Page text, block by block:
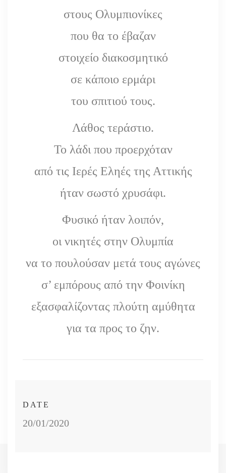
στους Ολυμπιονίκες
που θα το έβαζαν
στοιχείο διακοσμητικό
σε κάποιο ερμάρι
του σπιτιού τους.
Λάθος τεράστιο.
Το λάδι που προερχόταν
από τις Ιερές Εληές της Αττικής
ήταν σωστό χρυσάφι.
Φυσικό ήταν λοιπόν,
οι νικητές στην Ολυμπία
να το πουλούσαν μετά τους αγώνες
σ’ εμπόρους από την Φοινίκη
εξασφαλίζοντας πλούτη αμύθητα
για τα προς το ζην.
DATE
20/01/2020